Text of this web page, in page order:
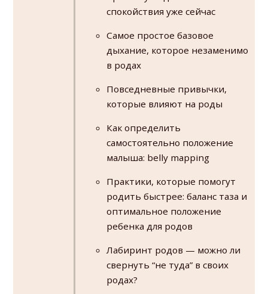
спокойствия уже сейчас
Самое простое базовое
дыхание, которое незаменимо
в родах
Повседневные привычки,
которые влияют на роды
Как определить
самостоятельно положение
малыша: belly mapping
Практики, которые помогут
родить быстрее: баланс таза и
оптимальное положение
ребенка для родов
Лабиринт родов — можно ли
свернуть “не туда” в своих
родах?